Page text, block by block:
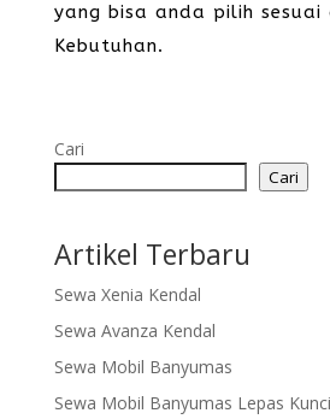
yang bisa anda pilih sesuai
Kebutuhan.
Cari
Cari
Artikel Terbaru
Sewa Xenia Kendal
Sewa Avanza Kendal
Sewa Mobil Banyumas
Sewa Mobil Banyumas Lepas